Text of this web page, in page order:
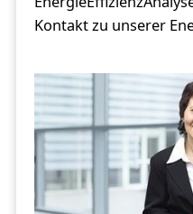
Kontakt zu unserer